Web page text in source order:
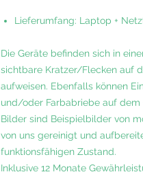
Lieferumfang: Laptop +
Die Geräte befinden sich in
sichtbare Kratzer/Flecken auf
aufweisen. Ebenfalls können
und/oder Farbabriebe auf dem
Bilder sind Beispielbilder von
von uns gereinigt und
funktionsfähigen Zustand.
Inklusive 12 Monate